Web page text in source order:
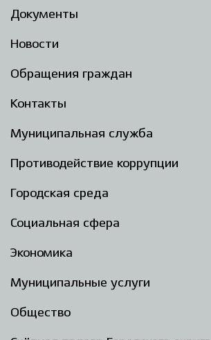
Документы
Новости
Обращения граждан
Контакты
Муниципальная служба
Противодействие коррупции
Городская среда
Социальная сфера
Экономика
Муниципальные услуги
Общество